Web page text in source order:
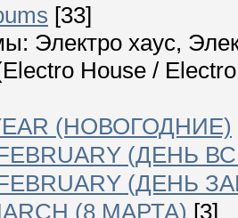
[33]
Электро хаус,
House /
(НОВОГОДНИЕ)
FEBRUARY (ДЕНЬ
FEBRUARY (ДЕНЬ
(8 МАРТА) [3]